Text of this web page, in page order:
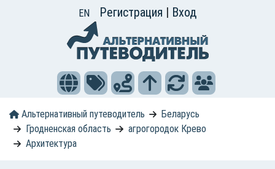
EN Регистрация | Вход
Альтернативный путеводитель
Беларусь
Гродненская область
агрогородок Крево
Архитектура